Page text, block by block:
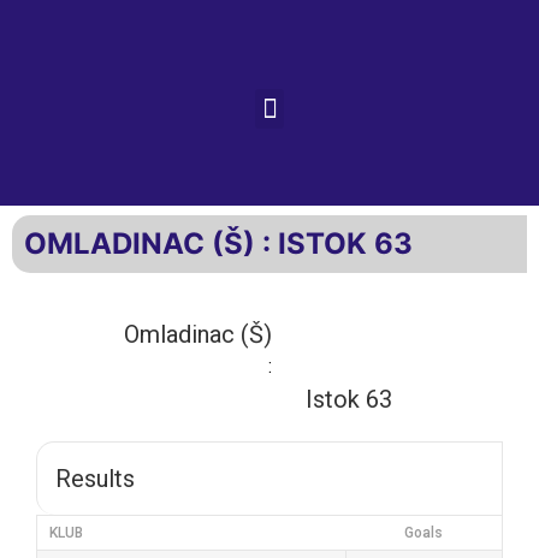
OMLADINAC (Š) : ISTOK 63
Omladinac (Š)
:
Istok 63
Results
KLUB Goals